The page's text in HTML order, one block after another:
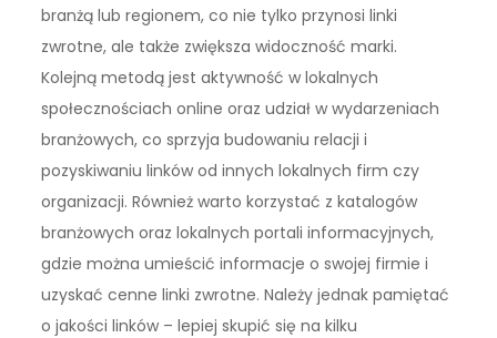
branżą lub regionem, co nie tylko przynosi linki
zwrotne, ale także zwiększa widoczność marki.
Kolejną metodą jest aktywność w lokalnych
społecznościach online oraz udział w wydarzeniach
branżowych, co sprzyja budowaniu relacji i
pozyskiwaniu linków od innych lokalnych firm czy
organizacji. Również warto korzystać z katalogów
branżowych oraz lokalnych portali informacyjnych,
gdzie można umieścić informacje o swojej firmie i
uzyskać cenne linki zwrotne. Należy jednak pamiętać
o jakości linków – lepiej skupić się na kilku